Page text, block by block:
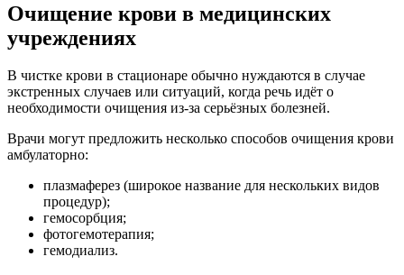
Очищение крови в медицинских
учреждениях
В чистке крови в стационаре обычно нуждаются в случае
экстренных случаев или ситуаций, когда речь идёт о
необходимости очищения из-за серьёзных болезней.
Врачи могут предложить несколько способов очищения крови
амбулаторно:
плазмаферез (широкое название для нескольких видов
процедур);
гемосорбция;
фотогемотерапия;
гемодиализ.